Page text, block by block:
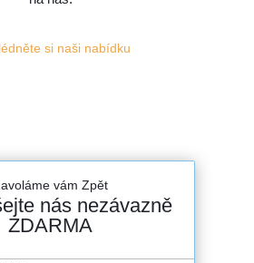
si naši nabídku
vám Zpět
nás nezávazně
ZDARMA